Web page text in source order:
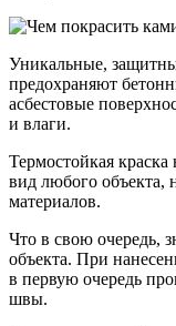
Уникальные,
предохраняют
асбестовые
и влаги.
Термостойкая
вид любого объекта,
материалов.
Что в свою очередь,
объекта. При
в первую очередь
швы.